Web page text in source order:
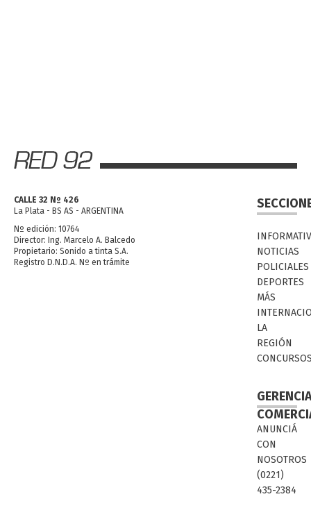
CALLE 32 Nº 426
La Plata - BS AS - ARGENTINA
Nº edición: 10764
Director: Ing. Marcelo A. Balcedo
Propietario: Sonido a tinta S.A.
Registro D.N.D.A. Nº en trámite
NOTICIAS
POLICIALES
DEPORTES
MÁS
LA
REGIÓN
ANUNCIÁ
CON
NOSOTROS
(0221)
435-2384